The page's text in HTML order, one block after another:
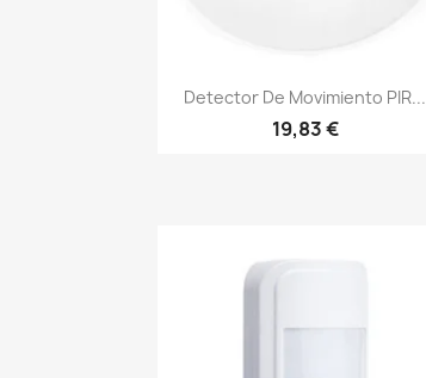
Vista rápida
Detector De Movimiento PIR...
19,83 €